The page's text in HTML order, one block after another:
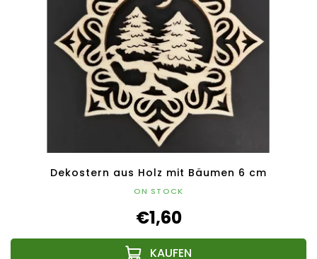
Dekostern aus Holz mit Bäumen 6 cm
ON STOCK
€1,60